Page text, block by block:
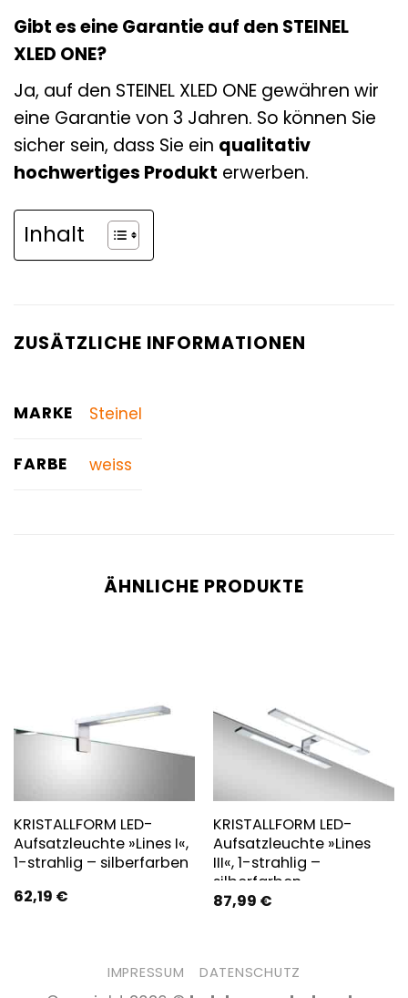
Gibt es eine Garantie auf den STEINEL
XLED ONE?
Ja, auf den STEINEL XLED ONE gewähren wir
eine Garantie von 3 Jahren. So können Sie
sicher sein, dass Sie ein qualitativ
hochwertiges Produkt erwerben.
Inhalt
ZUSÄTZLICHE INFORMATIONEN
MARKE Steinel
FARBE weiss
ÄHNLICHE PRODUKTE
KRISTALLFORM LED-
Aufsatzleuchte »Lines I«,
1-strahlig – silberfarben
62,19 €
KRISTALLFORM LED-
Aufsatzleuchte »Lines
III«, 1-strahlig –
silberfarben
87,99 €
IMPRESSUM DATENSCHUTZ